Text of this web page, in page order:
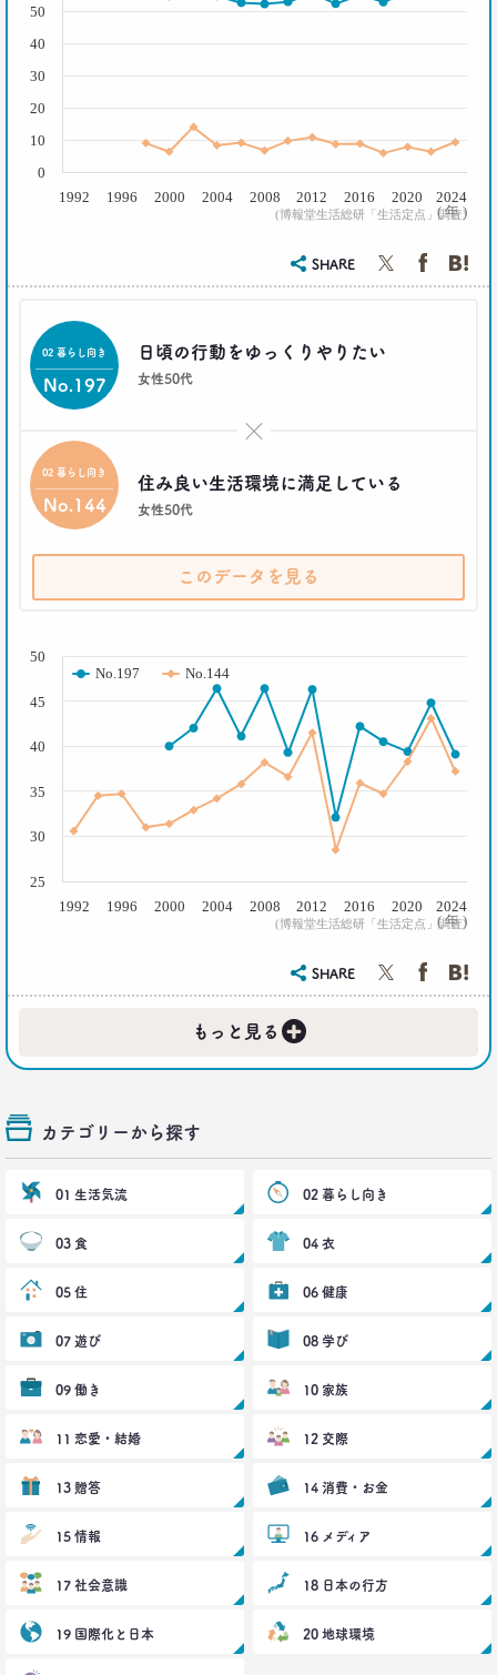
–日経クロストレンド 連載④–
2021.02.25
たこ焼きが1位？ 和食が消えた？
好きな料理ランキング大激変
–日経クロストレンド 連載③–
生活総研 主席研究員
--日経クロストレンド 連載②--
生活総研 上席研究員/コピーライター
前沢 裕文
「43歳からおじさん」が調査で判明！
「7つの特徴」を大分析
--日経クロストレンド 連載①--
生活総研 上席研究員/コピーライター
2019.10.29
生活総研 上席研究員/コピーライター
2019.08.28
日本人男性の｢寿司･ラーメン離れ｣
意外な実態
生活総研 上席研究員/コピーライター
20代4人が語る｢平成の恋愛｣への強烈な違和感
｢無趣味になっていく日本人｣の実態と背景事情
2019.01.16
それでも｢現金派｣という男女3人が語る理由
三矢正浩
一人立ち食いそばが平気な女性が増えたワケ
｢WEBコンテンツは私の先生｣な時代
崔 喜景
2017.12.20
「答えを探さない」という使い方。
博報堂 第三プラニング局
｢もう欲しいモノなんてないよね～｣
( 年 )
(博報堂生活総研「生活定点」調査)
1992 1996 2000 2004 2008 2012 2016 2020 2024
50
0
10
20
30
40
SHARE
日頃の行動をゆっくりやりたい
女性50代
02 暮らし向き
No.197
住み良い生活環境に満足している
女性50代
02 暮らし向き
No.144
このデータを見る
( 年 )
(博報堂生活総研「生活定点」調査)
No.197 No.144
1992 1996 2000 2004 2008 2012 2016 2020 2024
30
40
25
35
45
50
SHARE
もっと見る +
カテゴリーから探す
01 生活気流 02 暮らし向き
03 食 04 衣
05 住 06 健康
07 遊び 08 学び
09 働き 10 家族
11 恋愛・結婚 12 交際
13 贈答 14 消費・お金
15 情報 16 メディア
17 社会意識 18 日本の行方
19 国際化と日本 20 地球環境